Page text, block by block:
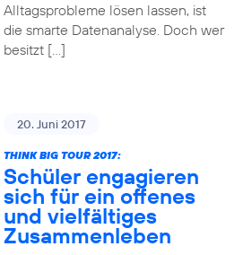
Alltagsprobleme lösen lassen, ist
die smarte Datenanalyse. Doch wer
besitzt […]
20. Juni 2017
THINK BIG TOUR 2017:
Schüler engagieren
sich für ein offenes
und vielfältiges
Zusammenleben